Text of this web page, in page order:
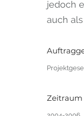
jedoch
auch
Zeitraum